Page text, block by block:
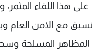
هذا اللقاء المثمر،
مع الامن العام
المظاهر المسلحة